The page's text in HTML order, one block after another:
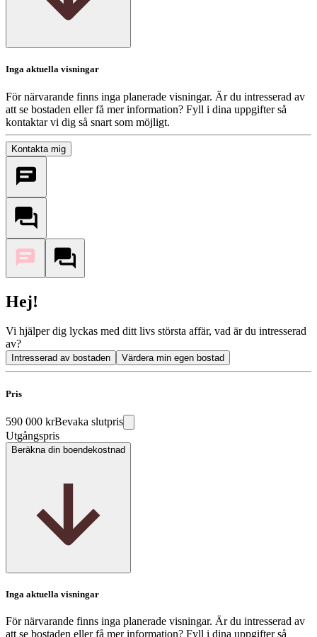
Inga aktuella visningar
För närvarande finns inga planerade visningar. Är du intresserad av
att se bostaden eller få mer information? Fyll i dina uppgifter så
kontaktar vi dig så snart som möjligt.
Kontakta mig
Hej!
Vi hjälper dig lyckas med ditt livs största affär, vad är du intresserad
av?
Intresserad av bostaden Värdera min egen bostad
Pris
590 000 krBevaka slutpris
Utgångspris
Beräkna din boendekostnad
Inga aktuella visningar
För närvarande finns inga planerade visningar. Är du intresserad av
att se bostaden eller få mer information? Fyll i dina uppgifter så